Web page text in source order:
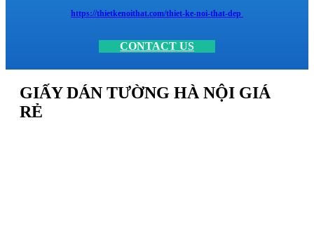
https://thietkenoithat.com/thiet-ke-noi-that-dep
CONTACT US
GIẤY DÁN TƯỜNG HÀ NỘI GIÁ
RẺ